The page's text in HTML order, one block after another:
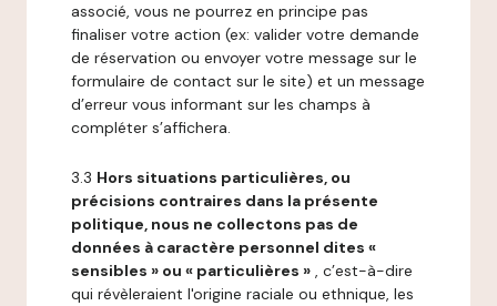
associé, vous ne pourrez en principe pas
finaliser votre action (ex: valider votre demande
de réservation ou envoyer votre message sur le
formulaire de contact sur le site) et un message
d’erreur vous informant sur les champs à
compléter s’affichera.
3.3 Hors situations particulières, ou
précisions contraires dans la présente
politique, nous ne collectons pas de
données à caractère personnel dites «
sensibles » ou « particulières » , c’est-à-dire
qui révèleraient l'origine raciale ou ethnique, les